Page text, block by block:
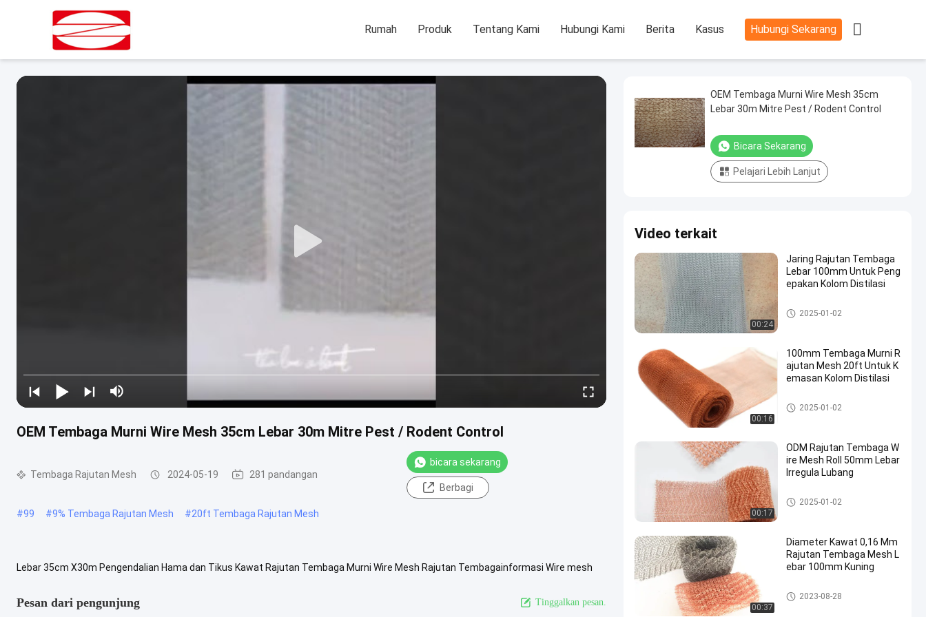
Rumah Produk Tentang Kami Hubungi Kami Berita Kasus Hubungi Sekarang 
OEM Tembaga Murni Wire Mesh 35cm Lebar 30m Mitre Pest / Rodent Control
Tembaga Rajutan Mesh 2024-05-19 281 pandangan
bicara sekarang
Berbagi
#99 #9% Tembaga Rajutan Mesh #20ft Tembaga Rajutan Mesh
Lebar 35cm X30m Pengendalian Hama dan Tikus Kawat Rajutan Tembaga Murni Wire Mesh Rajutan Tembagainformasi Wire mesh
Pesan dari pengunjung Tinggalkan pesan.
OEM Tembaga Murni Wire Mesh 35cm
Lebar 30m Mitre Pest / Rodent Control
Bicara Sekarang
Pelajari Lebih Lanjut
Video terkait
00:24
Jaring Rajutan Tembaga
Lebar 100mm Untuk Peng
epakan Kolom Distilasi
Tembaga Rajutan Mesh
2025-01-02
00:16
100mm Tembaga Murni R
ajutan Mesh 20ft Untuk K
emasan Kolom Distilasi
Tembaga Rajutan Mesh
2025-01-02
00:17
ODM Rajutan Tembaga W
ire Mesh Roll 50mm Lebar
Irregula Lubang
Tembaga Rajutan Mesh
2025-01-02
00:37
Diameter Kawat 0,16 Mm
Rajutan Tembaga Mesh L
ebar 100mm Kuning
Tembaga Rajutan Mesh
2023-08-28